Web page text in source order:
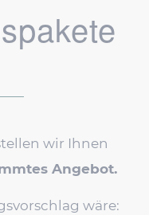
wir Ihnen
Angebot.
wäre: